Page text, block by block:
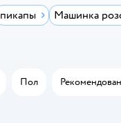
пикапы Машинка
Пол